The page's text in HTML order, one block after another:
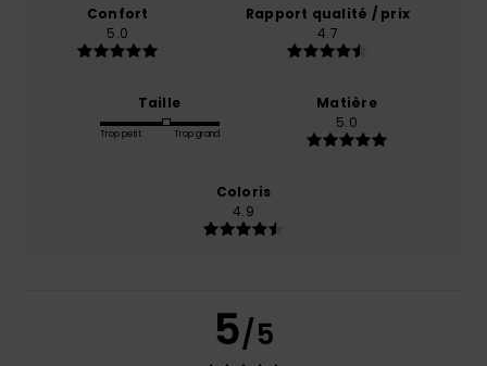
Confort
5.0
Rapport qualité / prix
4.7
Taille
Trop petit Trop grand
Matière
5.0
Coloris
4.9
5/5